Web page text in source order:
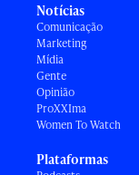
Notícias
Comunicação
Marketing
Mídia
Gente
Opinião
ProXXIma
Women To Watch
Plataformas